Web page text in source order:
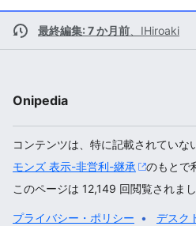
最終編集: 7 か月前 IHiroaki
Onipedia
コンテンツは、特に記載されていな
モンズ 表示-非営利-継承
のもとで
このページは 12,149 回閲覧されまし
プライバシー・ポリシー デスク